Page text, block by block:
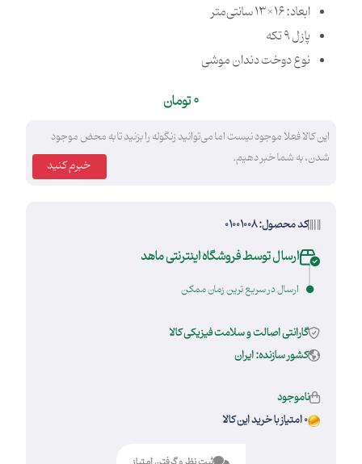
ابعاد: 16×13 سانتی‌متر
پازل 9 تکه
نوع دوخت دندان موشی
0تومان
این کالا فعلا موجود نیست اما می‌توانید زنگوله را بزنید تا به محض موجود
شدن، به شما خبر دهیم.
کد محصول: 01001008
ارسال توسط فروشگاه اینترنتی ماهد
ارسال در سریع ترین زمان ممکن
گارانتی اصالت و سلامت فیزیکی کالا
کشور سازنده: ایران
ناموجود
0 امتیاز با خرید این کالا